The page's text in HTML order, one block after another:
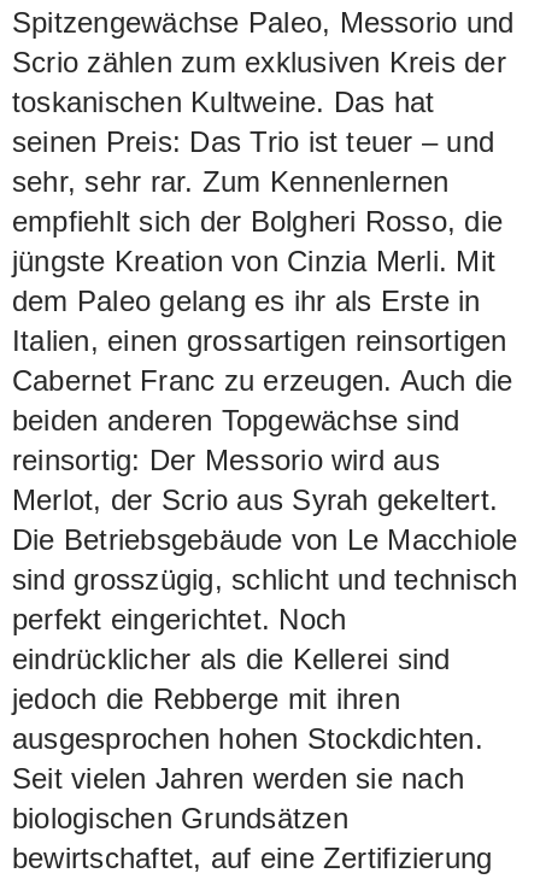
Spitzengewächse Paleo, Messorio und
Scrio zählen zum exklusiven Kreis der
toskanischen Kultweine. Das hat
seinen Preis: Das Trio ist teuer – und
sehr, sehr rar. Zum Kennenlernen
empfiehlt sich der Bolgheri Rosso, die
jüngste Kreation von Cinzia Merli. Mit
dem Paleo gelang es ihr als Erste in
Italien, einen grossartigen reinsortigen
Cabernet Franc zu erzeugen. Auch die
beiden anderen Topgewächse sind
reinsortig: Der Messorio wird aus
Merlot, der Scrio aus Syrah gekeltert.
Die Betriebsgebäude von Le Macchiole
sind grosszügig, schlicht und technisch
perfekt eingerichtet. Noch
eindrücklicher als die Kellerei sind
jedoch die Rebberge mit ihren
ausgesprochen hohen Stockdichten.
Seit vielen Jahren werden sie nach
biologischen Grundsätzen
bewirtschaftet, auf eine Zertifizierung